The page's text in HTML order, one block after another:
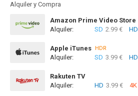
Alquiler y Compra
Amazon Prime Video Store
Alquiler: SD 2.99 € HD
Apple iTunes HDR
Alquiler: SD 3.99 € HD
Rakuten TV
Alquiler:
HD 3.99 € 4K